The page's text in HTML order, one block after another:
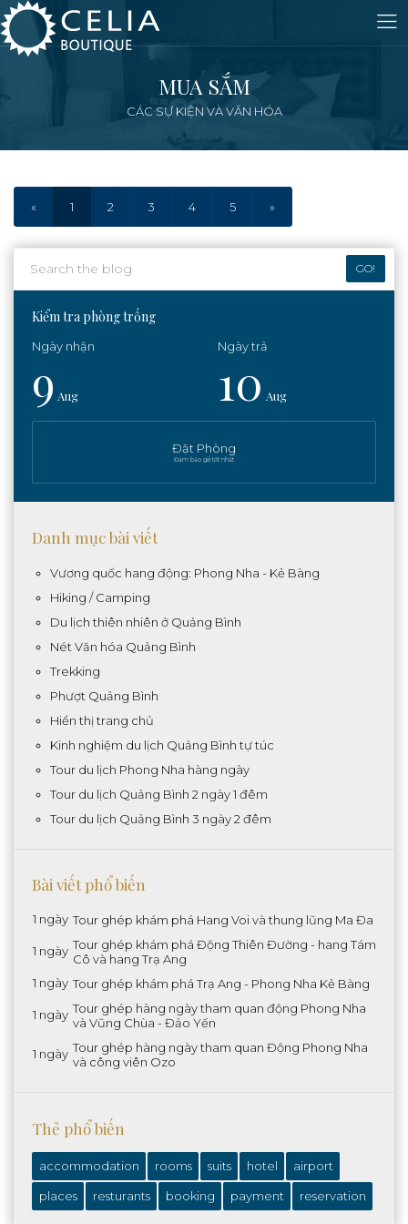
MUA SẮM
CÁC SỰ KIỆN VÀ VĂN HÓA
« 1 2 3 4 5 »
GO!
Kiểm tra phòng trống
9 Aug 10 Aug
Đặt Phòng
Đảm bảo giá tốt nhất
Danh mục bài viết
Vương quốc hang động: Phong Nha - Kẻ Bàng
Hiking / Camping
Du lịch thiên nhiên ở Quảng Bình
Nét Văn hóa Quảng Bình
Trekking
Phượt Quảng Bình
Hiển thị trang chủ
Kinh nghiệm du lịch Quảng Bình tự túc
Tour du lịch Phong Nha hàng ngày
Tour du lịch Quảng Bình 2 ngày 1 đêm
Tour du lịch Quảng Bình 3 ngày 2 đêm
Bài viết phổ biến
1 ngày Tour ghép khám phá Hang Voi và thung lũng Ma Đa
1 ngày Tour ghép khám phá Động Thiên Đường - hang Tám
Cô và hang Trạ Ang
1 ngày Tour ghép khám phá Trạ Ang - Phong Nha Kẻ Bàng
1 ngày Tour ghép hàng ngày tham quan động Phong Nha
và Vũng Chùa - Đảo Yến
1 ngày Tour ghép hàng ngày tham quan Động Phong Nha
và công viên Ozo
Thẻ phổ biến
accommodation rooms suits hotel airport
places resturants booking payment reservation